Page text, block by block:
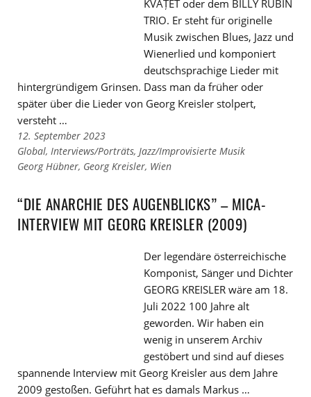
KVAȚET oder dem BILLY RUBIN
TRIO. Er steht für originelle
Musik zwischen Blues, Jazz und
Wienerlied und komponiert
deutschsprachige Lieder mit
hintergründigem Grinsen. Dass man da früher oder
später über die Lieder von Georg Kreisler stolpert,
versteht …
12. September 2023
Links
zu
Kategorien
Global, Interviews/Porträts, Jazz/Improvisierte Musik
Links
den
Tags
Georg Hübner, Georg Kreisler, Wien
“DIE ANARCHIE DES AUGENBLICKS” – MICA-
INTERVIEW MIT GEORG KREISLER (2009)
Der legendäre österreichische
Komponist, Sänger und Dichter
GEORG KREISLER wäre am 18.
Juli 2022 100 Jahre alt
geworden. Wir haben ein
wenig in unserem Archiv
gestöbert und sind auf dieses
spannende Interview mit Georg Kreisler aus dem Jahre
2009 gestoßen. Geführt hat es damals Markus …